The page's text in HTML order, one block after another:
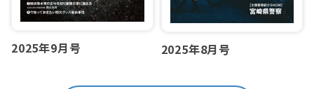
2025年9月号 2025年8月号